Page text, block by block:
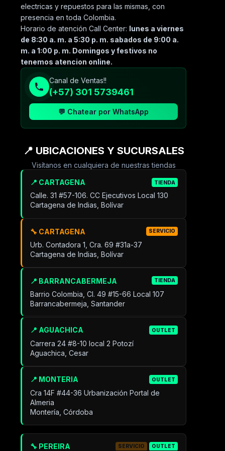
electricas y repuestos para las mismas, con
presencia en toda Colombia.
Horario de atención Call Center: lunes a viernes
de 8:30 a. m. a 5:30 p. m. sabados de 9:00 a.
m. a 1:00 p. m. Domingos y festivos no
tenemos atencion online.
Canal de Ventas!!
(+57) 301 5739461
💬 Chatear por WhatsApp
📍 UBICACIONES Y SUCURSALES
Visítanos en cualquiera de nuestras tiendas
📍 CARTAGENA TIENDA
Calle. 31 #57-106. CC Ejecutivos Local 130
Cartagena de Indias, Bolívar
🔧 CARTAGENA SERVICIO
Urb. Contadora 1, Cra. 69 #31a-37
Cartagena de Indias, Bolívar
📍 BARRANCABERMEJA TIENDA
Barrio Colombia, Cl. 49 #15-66 Local 107
Barrancabermeja, Santander
📍 AGUACHICA OUTLET
Carrera 24 #8-10 local 2 Potozí
Aguachica, Cesar
📍 MONTERIA OUTLET
Cra 14F #44-36 Urbanización Portal de
Almeria
Montería, Córdoba
🔧 PEREIRA SERVICIO OUTLET